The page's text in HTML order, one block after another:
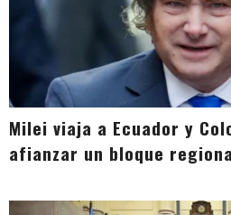
Milei viaja a Ecuador y
afianzar un bloque